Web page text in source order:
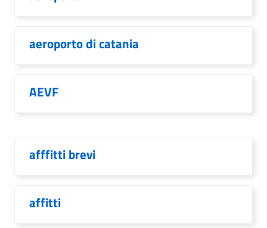
aeroporto di catania
AEVF
afffitti brevi
affitti